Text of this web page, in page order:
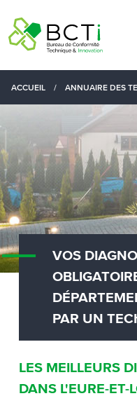
ACCUEIL / ANNUAIRE DES
VOS
PAR UN
LES MEILLEURS
DANS L'EURE-ET-